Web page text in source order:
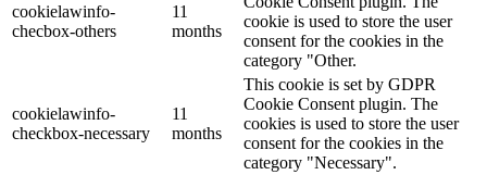
cookielawinfo-
checbox-others
11
months
cookie is used to store the user
consent for the cookies in the
category "Other.
cookielawinfo-
checkbox-necessary
11
months
This cookie is set by GDPR
Cookie Consent plugin. The
cookies is used to store the user
consent for the cookies in the
category "Necessary".